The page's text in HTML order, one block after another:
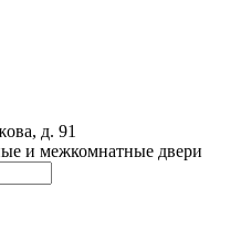
д. 91
и межкомнатные двери